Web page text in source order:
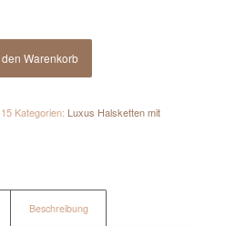
den Warenkorb
Kategorien: Luxus Halsketten mit
Beschreibung